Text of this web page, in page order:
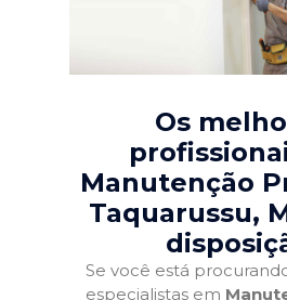
Os
Manutenção
Taquarussu,
Se você está
especialistas em